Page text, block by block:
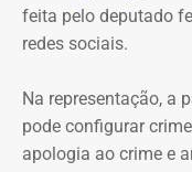
feita pelo deputado
redes sociais.
Na representação, a
pode configurar
apologia ao crime e